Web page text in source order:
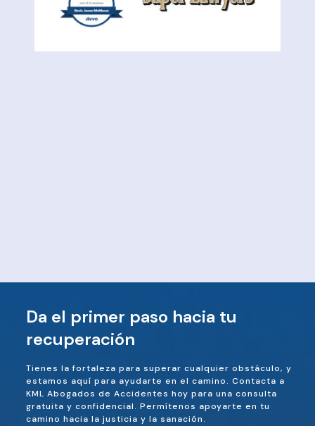
Da el primer paso hacia tu
recuperación
Tienes la fortaleza para superar cualquier obstáculo, y
estamos aquí para ayudarte en el camino. Contacta a
KML Abogados de Accidentes hoy para una consulta
gratuita y confidencial. Permítenos apoyarte en tu
camino hacia la justicia y la sanación.